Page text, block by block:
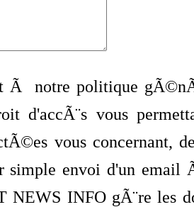
Ã notre politique
d'accÃ¨s vous
vous concernant,
simple envoi d'un
NEWS INFO gÃ¨re les